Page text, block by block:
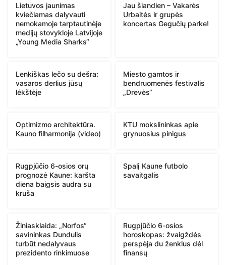
Lietuvos jaunimas
kviečiamas dalyvauti
nemokamoje tarptautinėje
medijų stovykloje Latvijoje
„Young Media Sharks“
Jau šiandien – Vakarės
Urbaitės ir grupės
koncertas Gegučių parke!
Lenkiškas lečo su dešra:
vasaros derlius jūsų
lėkštėje
Miesto gamtos ir
bendruomenės festivalis
„Drevės“
Optimizmo architektūra.
Kauno filharmonija (video)
KTU mokslininkas apie
grynuosius pinigus
Rugpjūčio 6-osios orų
prognozė Kaune: karšta
diena baigsis audra su
kruša
Spalį Kaune futbolo
savaitgalis
Žiniasklaida: „Norfos“
savininkas Dundulis
turbūt nedalyvaus
prezidento rinkimuose
Rugpjūčio 6-osios
horoskopas: žvaigždės
perspėja du ženklus dėl
finansų